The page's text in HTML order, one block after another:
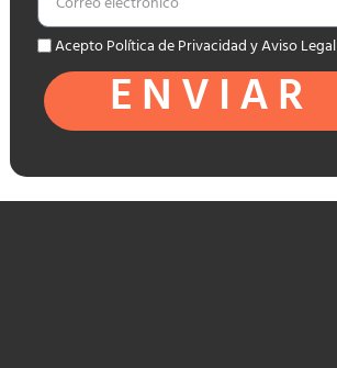
Acepto Política de Privacidad y Aviso Legal
ENVIAR